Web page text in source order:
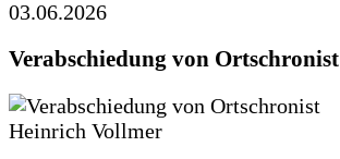
03.06.2026
Verabschiedung von